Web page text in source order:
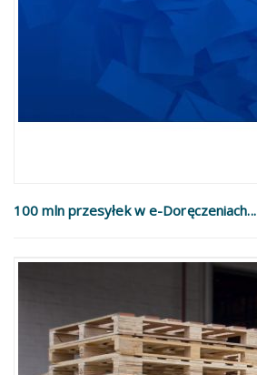
100 mln przesyłek w e-Doręczeniach...